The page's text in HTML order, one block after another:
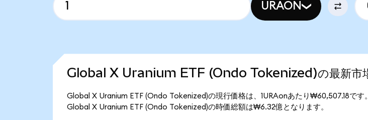
URAON
Global X Uranium ETF (Ondo Tokenized)の最新市
Global X Uranium ETF (Ondo Tokenized)の現行価格は、1URAonあたり₩60,507.18です
Global X Uranium ETF (Ondo Tokenized)の時価総額は₩6.32億となります。